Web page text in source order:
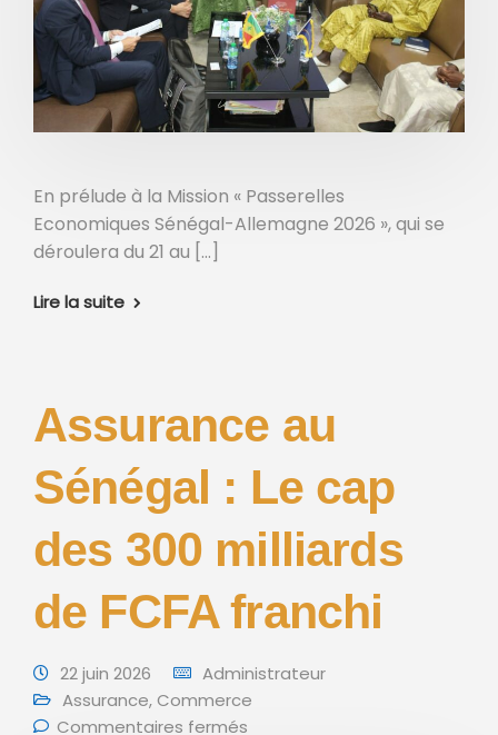
En prélude à la Mission « Passerelles
Economiques Sénégal-Allemagne 2026 », qui se
déroulera du 21 au […]
Lire la suite
Assurance au
Sénégal : Le cap
des 300 milliards
de FCFA franchi
22 juin 2026
Administrateur
Assurance,Commerce
Commentaires fermés